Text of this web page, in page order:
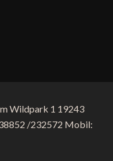
Wildpark 1 19243
/232572 Mobil: